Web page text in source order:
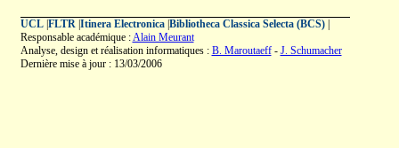
UCL| FLTR| Itinera Electronica| Bibliotheca Classica Selecta (BCS)|
Responsable académique :Alain Meurant
Analyse, design et réalisation informatiques : B. Maroutaeff- J. Schumacher
Dernière mise à jour : 13/03/2006